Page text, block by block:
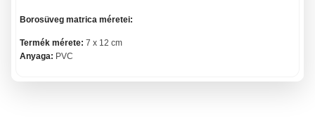
Borosüveg matrica méretei:
Termék mérete: 7 x 12 cm
Anyaga: PVC